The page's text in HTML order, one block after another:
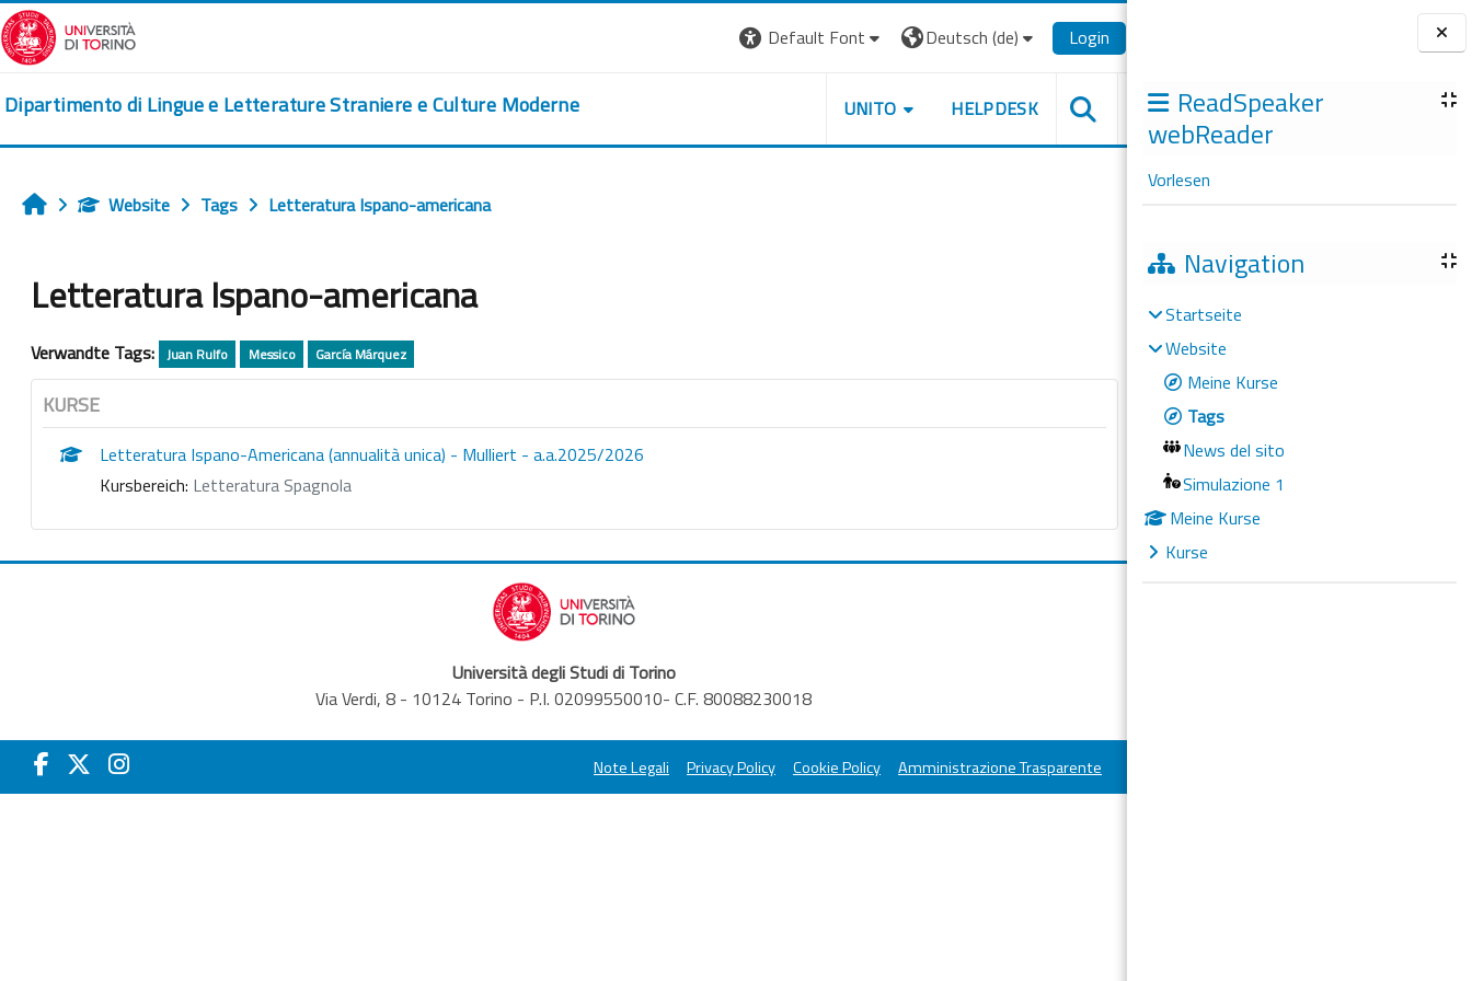
Zum Hauptinhalt
Blöcke
ReadSpeaker
webReader
Vorlesen
Navigation
Startseite
Website
Meine Kurse
Tags
News del sito
Simulazione 1
Meine Kurse
Kurse
Default Font Deutsch ‎(de)‎ Login
Dipartimento di Lingue e Letterature Straniere e Culture Moderne UNITO HELPDESK
Startseite
Website Tags Letteratura Ispano-americana
Letteratura Ispano-americana
Verwandte Tags: Juan Rulfo Messico García Márquez
KURSE
Letteratura Ispano-Americana (annualità unica) - Mulliert - a.a.2025/2026
Kursbereich: Letteratura Spagnola
Università degli Studi di Torino
Via Verdi, 8 - 10124 Torino - P.I. 02099550010- C.F. 80088230018
Note Legali Privacy Policy Cookie Policy Amministrazione Trasparente